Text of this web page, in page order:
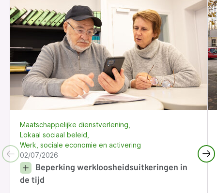
Beperking werkloosheidsuitkeringen in
de tijd
Maatschappelijke dienstverlening
Lokaal sociaal beleid
Werk, sociale economie en activering
02/07/2026